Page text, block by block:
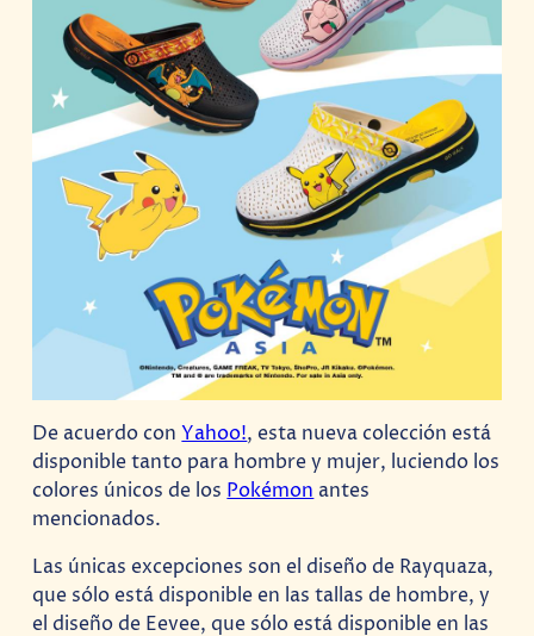
De acuerdo conYahoo!, esta nueva colección está
disponible tanto para hombre y mujer, luciendo los
colores únicos de los Pokémon antes
mencionados.
Las únicas excepciones son el diseño de Rayquaza,
que sólo está disponible en las tallas de hombre, y
el diseño de Eevee, que sólo está disponible en las